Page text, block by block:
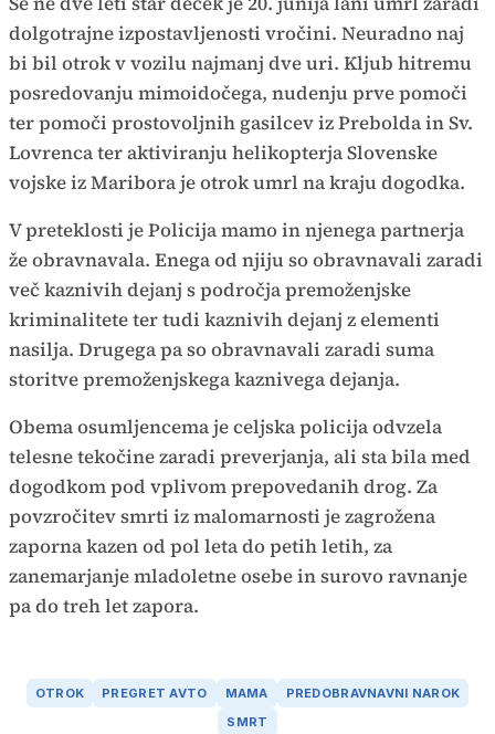
dolgotrajne izpostavljenosti vročini. Neuradno naj
bi bil otrok v vozilu najmanj dve uri. Kljub hitremu
posredovanju mimoidočega, nudenju prve pomoči
ter pomoči prostovoljnih gasilcev iz Prebolda in Sv.
Lovrenca ter aktiviranju helikopterja Slovenske
vojske iz Maribora je otrok umrl na kraju dogodka.
V preteklosti je Policija mamo in njenega partnerja
že obravnavala. Enega od njiju so obravnavali zaradi
več kaznivih dejanj s področja premoženjske
kriminalitete ter tudi kaznivih dejanj z elementi
nasilja. Drugega pa so obravnavali zaradi suma
storitve premoženjskega kaznivega dejanja.
Obema osumljencema je celjska policija odvzela
telesne tekočine zaradi preverjanja, ali sta bila med
dogodkom pod vplivom prepovedanih drog. Za
povzročitev smrti iz malomarnosti je zagrožena
zaporna kazen od pol leta do petih letih, za
zanemarjanje mladoletne osebe in surovo ravnanje
pa do treh let zapora.
OTROK PREGRET AVTO MAMA
PREDOBRAVNAVNI NAROK
SMRT